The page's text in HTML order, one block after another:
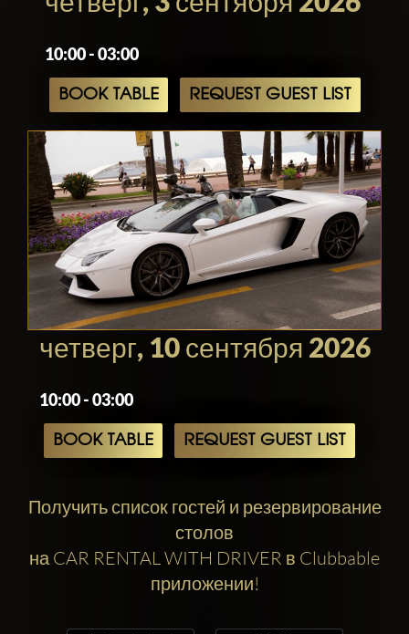
10:00 - 03:00
BOOK TABLE REQUEST GUEST LIST
четверг, 10 сентября 2026
10:00 - 03:00
BOOK TABLE REQUEST GUEST LIST
Получить список гостей и резервирование
столов
на CAR RENTAL WITH DRIVER в Clubbable
приложении!